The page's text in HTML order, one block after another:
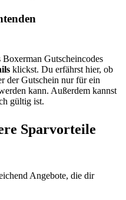
Gutscheincodes
klickst. Du erfährst hier, ob
der Gutschein nur für ein
kann. Außerdem kannst
gültig ist.
Sparvorteile
Angebote, die dir